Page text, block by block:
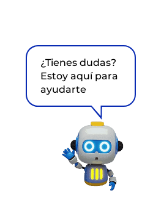
¿Tienes dudas?
Estoy aquí para
ayudarte